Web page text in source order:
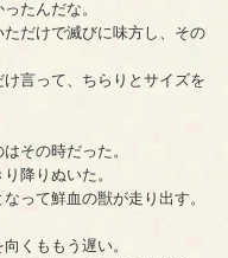
たんだな。
だけで滅びに味方し、その
言って、ちらりとサイズを
その時だった。
降りぬいた。
って鮮血の獣が走り出す。
くももう遅い。